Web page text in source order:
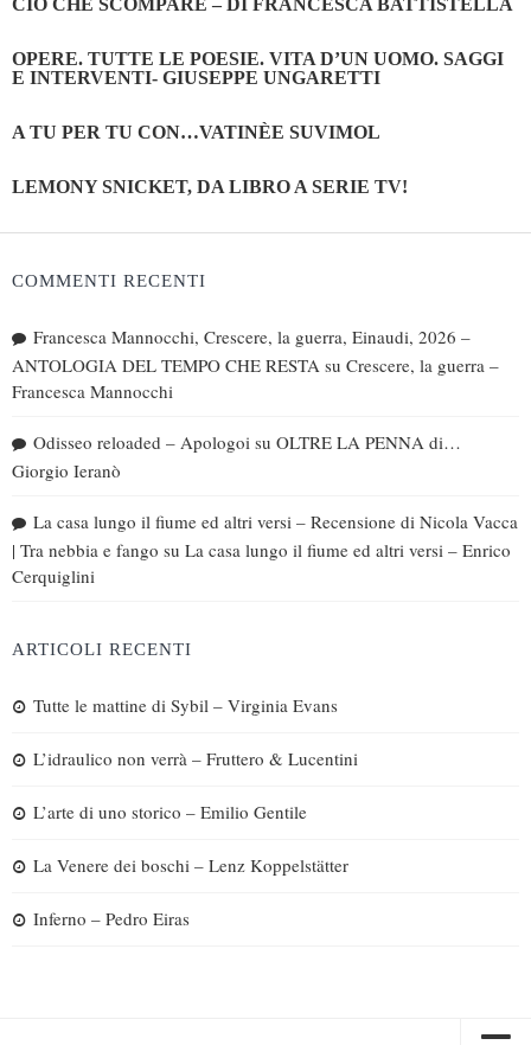
CIÒ CHE SCOMPARE – DI FRANCESCA BATTISTELLA
OPERE. TUTTE LE POESIE. VITA D’UN UOMO. SAGGI
E INTERVENTI- GIUSEPPE UNGARETTI
A TU PER TU CON…VATINÈE SUVIMOL
LEMONY SNICKET, DA LIBRO A SERIE TV!
COMMENTI RECENTI
Francesca Mannocchi, Crescere, la guerra, Einaudi, 2026 –
ANTOLOGIA DEL TEMPO CHE RESTA su Crescere, la guerra –
Francesca Mannocchi
Odisseo reloaded – Apologoi su OLTRE LA PENNA di…
Giorgio Ieranò
La casa lungo il fiume ed altri versi – Recensione di Nicola Vacca
| Tra nebbia e fango su La casa lungo il fiume ed altri versi – Enrico
Cerquiglini
ARTICOLI RECENTI
Tutte le mattine di Sybil – Virginia Evans
L’idraulico non verrà – Fruttero & Lucentini
L’arte di uno storico – Emilio Gentile
La Venere dei boschi – Lenz Koppelstätter
Inferno – Pedro Eiras